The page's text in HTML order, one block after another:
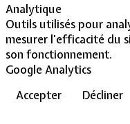
Analytique
Outils utilisés pour
mesurer l'efficacité du
son fonctionnement.
Google Analytics
Accepter
Décliner